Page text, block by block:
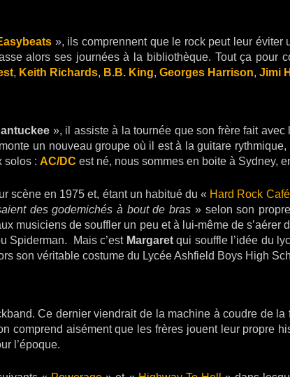
», ils comprennent que le rock peut leur
alors ses journées à la bibliothèque. Tout ça pour
, Keith Richards, B.B. King, Georges Harrison, Jimi
», il assiste à la tournée que son frère fait avec
un nouveau groupe où il est à la guitare rythmique,
solos : AC/DC est né, nous sommes en boite à Sydney,
scène en 1975 et, étant un habitué du « Hard Rock Café
des godemichés à bout de bras » selon son
musiciens de souffler un peu et à lui-même de s’aérer
Spiderman. Mais c’est Margaretqui souffle l’idée du
son véritable costume du Lycée Ashfield Boys High
Ce dernier viendrait de la machine à coudre de
comprend aisément que les frères jouent leur propre
l’époque.